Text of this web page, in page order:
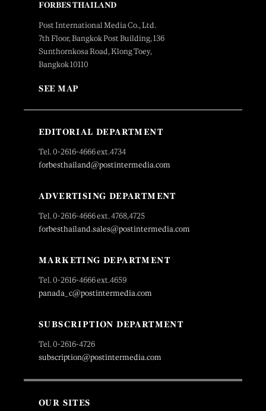
FORBES THAILAND
Post International Media Co., Ltd.
7th Floor, Bangkok Post Building, 136
Sunthornkosa Road, Klong Toey,
Bangkok 10110
SEE MAP
EDITORIAL DEPARTMENT
Tel. 0-2616-4666 ext.4734
forbesthailand@postintermedia.com
ADVERTISING DEPARTMENT
Tel. 0-2616-4666 ext. 4768,4725
forbesthailand.sales@postintermedia.com
MARKETING DEPARTMENT
Tel. 0-2616-4666 ext.4659
panada_c@postintermedia.com
SUBSCRIPTION DEPARTMENT
Tel. 0-2616-4726
subscription@postintermedia.com
OUR SITES